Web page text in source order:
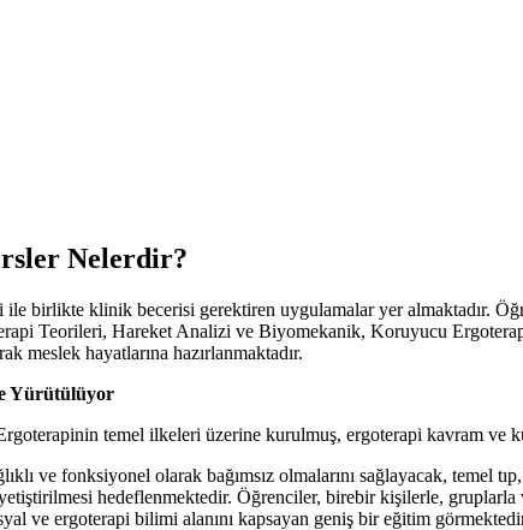
Nelerdir?
birlikte klinik becerisi gerektiren uygulamalar yer almaktadır.
Teorileri, Hareket Analizi ve Biyomekanik, Koruyucu
meslek hayatlarına hazırlanmaktadır.
Yürütülüyor
temel ilkeleri üzerine kurulmuş, ergoterapi kavram ve
ve fonksiyonel olarak bağımsız olmalarını sağlayacak,
hedeflenmektedir. Öğrenciler, birebir kişilerle,
ve ergoterapi bilimi alanını kapsayan geniş bir eğitim